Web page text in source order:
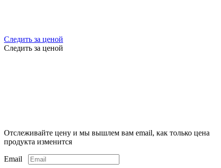
Следить за ценой
Следить за ценой
Отслеживайте цену и мы вышлем вам email, как только цена
продукта изменится
Email